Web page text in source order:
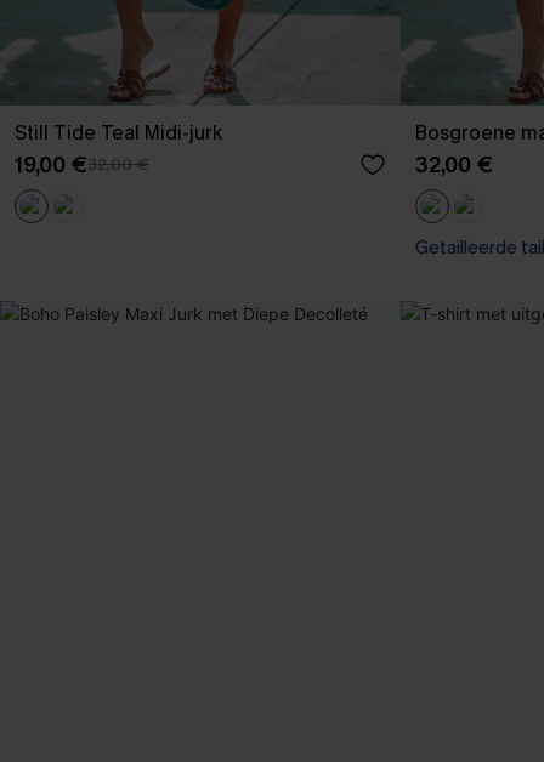
Still Tide Teal Midi-jurk
19,00 €32,00 €
Bosgroene
32,00 €
Getailleerde